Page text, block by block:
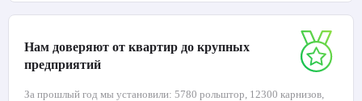
Нам доверяют от квартир до крупных
предприятий
За прошлый год мы установили: 5780 рольштор, 12300 карнизов,